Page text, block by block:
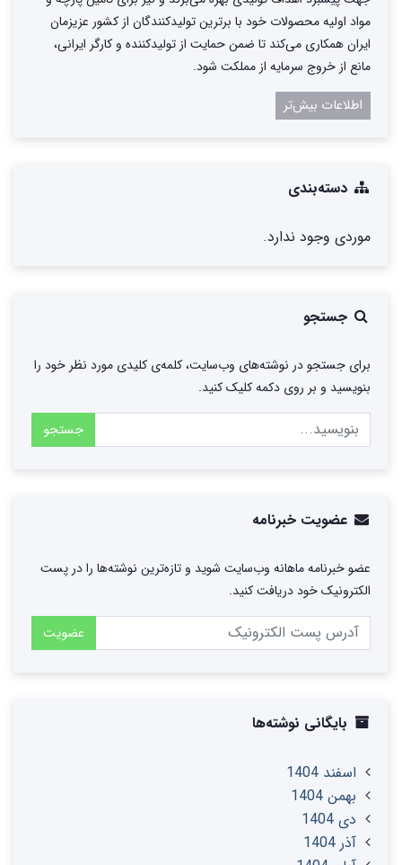
مواد اولیه محصولات خود با برترین تولیدکنندگان از کشور عزیزمان
ایران همکاری می‌کند تا ضمن حمایت از تولیدکننده و کارگر ایرانی،
مانع از خروج سرمایه از مملکت شود.
اطلاعات بیش‌تر
دسته‌بندی
موردی وجود ندارد.
جستجو
برای جستجو در نوشته‌های وب‌سایت، کلمه‌ی کلیدی مورد نظر خود را
بنویسید و بر روی دکمه کلیک کنید.
جستجو
عضویت خبرنامه
عضو خبرنامه ماهانه وب‌سایت شوید و تازه‌ترین نوشته‌ها را در پست
الکترونیک خود دریافت کنید.
عضویت
بایگانی نوشته‌ها
اسفند 1404
بهمن 1404
دی 1404
آذر 1404